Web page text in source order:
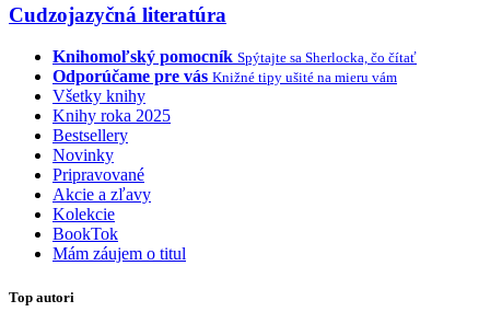
Cudzojazyčná literatúra
Knihomoľský pomocník Spýtajte sa Sherlocka, čo čítať
Odporúčame pre vás Knižné tipy ušité na mieru vám
Všetky knihy
Knihy roka 2025
Bestsellery
Novinky
Pripravované
Akcie a zľavy
Kolekcie
BookTok
Mám záujem o titul
Top autori